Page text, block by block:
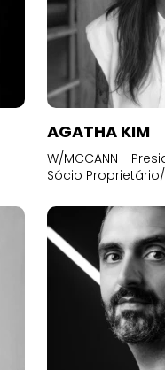
AGATHA KIM
W/MCCANN -
Sócio